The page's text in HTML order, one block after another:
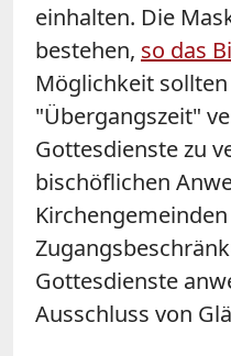
einhalten. Die
bestehen, so das
Möglichkeit
"Übergangszeit"
Gottesdienste zu
bischöflichen
Gottesdienste
Ausschluss von